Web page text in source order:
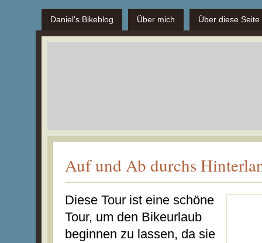
Daniel's Bikeblog Über mich Über diese Seite
Auf und Ab durchs
Diese Tour ist eine schöne
Tour, um den Bikeurlaub
beginnen zu lassen, da sie